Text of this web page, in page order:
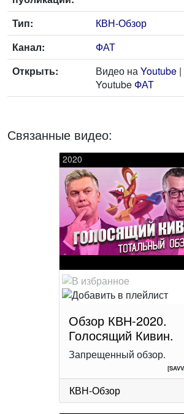
Тип:
КВН-Обзор
Канал:
ФАТ
Открыть:
Видео наYoutube
Youtube ФАТ
Связанные видео:
2020
Обзор КВН-2020.
Голосящий Кивин.
Запрещенный обзор.
КВН-Обзор